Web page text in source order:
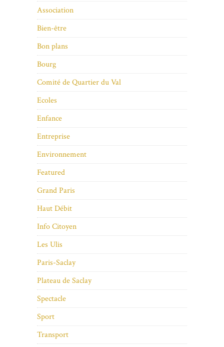
Association
Bien-être
Bon plans
Bourg
Comité de Quartier du Val
Ecoles
Enfance
Entreprise
Environnement
Featured
Grand Paris
Haut Débit
Info Citoyen
Les Ulis
Paris-Saclay
Plateau de Saclay
Spectacle
Sport
Transport